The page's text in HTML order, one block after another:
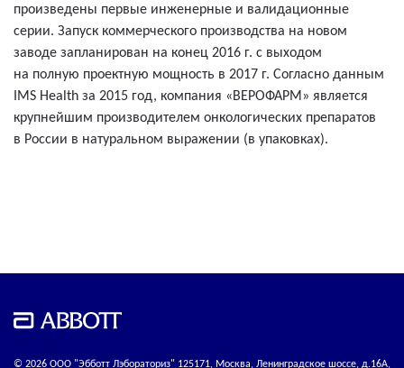
произведены первые инженерные и валидационные
серии. Запуск коммерческого производства на новом
заводе запланирован на конец 2016 г. с выходом
на полную проектную мощность в 2017 г. Согласно данным
IMS Health за 2015 год, компания «ВЕРОФАРМ» является
крупнейшим производителем онкологических препаратов
в России в натуральном выражении (в упаковках).
© 2026 ООО "Эбботт Лэбораториз" 125171, Москва, Ленинградское шоссе, д.16А,